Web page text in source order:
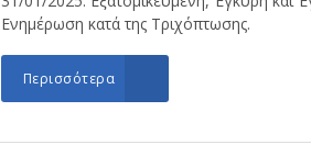
Ενημέρωση κατά της Τριχόπτωσης.
Περισσότερα